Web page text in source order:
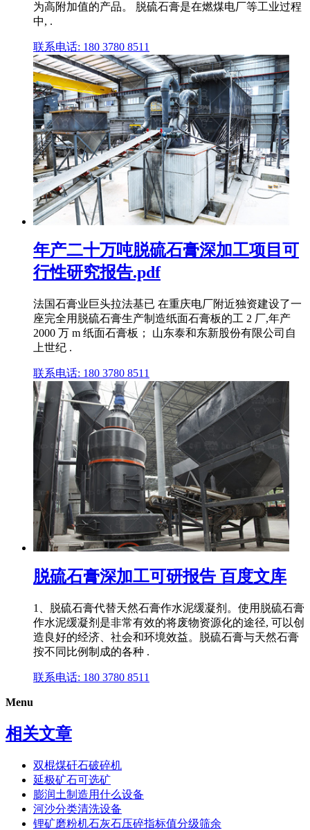
为高附加值的产品。 脱硫石膏是在燃煤电厂等工业过程
中, .
联系电话: 180 3780 8511
年产二十万吨脱硫石膏深加工项目可
行性研究报告.pdf
法国石膏业巨头拉法基已 在重庆电厂附近独资建设了一
座完全用脱硫石膏生产制造纸面石膏板的工 2 厂,年产
2000 万 m 纸面石膏板； 山东泰和东新股份有限公司自
上世纪 .
联系电话: 180 3780 8511
脱硫石膏深加工可研报告 百度文库
1、脱硫石膏代替天然石膏作水泥缓凝剂。使用脱硫石膏
作水泥缓凝剂是非常有效的将废物资源化的途径, 可以创
造良好的经济、社会和环境效益。脱硫石膏与天然石膏
按不同比例制成的各种 .
联系电话: 180 3780 8511
Menu
相关文章
双棍煤矸石破碎机
延极矿石可选矿
膨润土制造用什么设备
河沙分类清洗设备
锂矿磨粉机石灰石压碎指标值分级筛余